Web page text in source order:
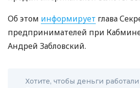
Об этом информирует глава
предпринимателей при
Андрей Забловский.
Хотите, чтобы деньги работали